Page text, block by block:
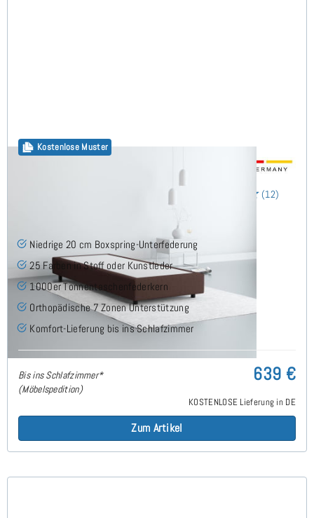
Kostenlose Muster
20cm Boxspring Base 90x210 cm (12)
Niedrige 20 cm Boxspring-Unterfederung
25 Farben in Stoff oder Kunstleder
1000er Tonnentaschenfederkern
Orthopädische 7 Zonen Unterstützung
Komfort-Lieferung bis ins Schlafzimmer
Bis ins Schlafzimmer*
(Möbelspedition)
639 €
KOSTENLOSE Lieferung in DE
Zum Artikel